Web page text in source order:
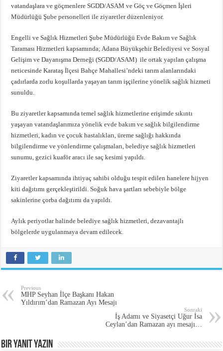
vatandaşlara ve göçmenlere SGDD/ASAM ve Göç ve Göçmen İşleri
Müdürlüğü Şube personelleri ile ziyaretler düzenleniyor.
Engelli ve Sağlık Hizmetleri Şube Müdürlüğü Evde Bakım ve Sağlık
Taraması Hizmetleri kapsamında; Adana Büyükşehir Belediyesi ve Sosyal
Gelişim ve Dayanışma Derneği (SGDD/ASAM) ile ortak yapılan çalışma
neticesinde Karataş İlçesi Bahçe Mahallesi’ndeki tarım alanlarındaki
çadırlarda zorlu koşullarda yaşayan tarım işçilerine yönelik sağlık hizmeti
sunuldu.
Bu ziyaretler kapsamında temel sağlık hizmetlerine erişimde sıkıntı
yaşayan vatandaşlarımıza yönelik evde bakım ve sağlık bilgilendirme
hizmetleri, kadın ve çocuk hastalıkları, üreme sağlığı hakkında
bilgilendirme ve yönlendirme çalışmaları, belediye sağlık hizmetleri
sunumu, gezici kuaför aracı ile saç kesimi yapıldı.
Ziyaretler kapsamında ihtiyaç sahibi olduğu tespit edilen hanelere hijyen
kiti dağıtımı gerçekleştirildi. Soğuk hava şartları sebebiyle bölge
sakinlerine çorba dağıtımı da yapıldı.
Aylık periyotlar halinde belediye sağlık hizmetleri, dezavantajlı
bölgelerde uygulanmaya devam edilecek.
Previous
MHP Seyhan İlçe Başkanı Hakan
Yıldırım’dan Ramazan Ayı Mesajı
Sonraki
İş Adamı ve Siyasetçi Uğur İsa
Ceylan’dan Ramazan ayı mesajı…
Bir yanıt yazın